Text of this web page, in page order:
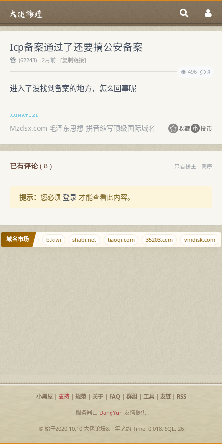
Icp备案通过了还要搞公安备案
爸 (62243) 2月前
[复制链接]
496
8
进入了没找到备案的地方，怎么回事呢
Mzdsx.com 毛泽东思想 拼音缩写顶级国际域名 收藏 投币
已有评论( 8 ) 只看楼主 倒序
提示： 您必须 登录 才能查看此内容。
域名市场
qjqj.net b.kiwi shabi.net tiaoqi.com 35203.com vmdisk.com
小黑屋| 支持| 规范| 关于| FAQ| 群组| 工具| 友链| RSS
服务器由 DangYun 友情提供
© 始于2020.10.10 大佬论坛&十年之约Time: 0.018, SQL: 26